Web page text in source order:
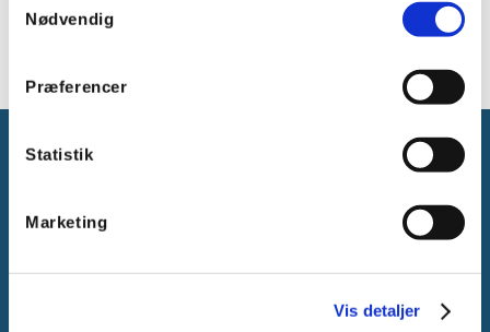
Nødvendig
Præferencer
Statistik
Marketing
Vis detaljer
100% strøm i 100 timer ved indbrænding.
2605 Brøndby, Danmark